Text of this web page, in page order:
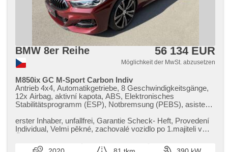
BMW 8er Reihe 56 134 EUR
Möglichkeit der MwSt. abzusetzen
M850ix GC M-Sport Carbon Indiv
Antrieb 4x4, Automatikgetriebe, 8 Geschwindigkeitsgänge,
12x Airbag, aktivní kapota, ABS, Elektronisches
Stabilitätsprogramm (ESP), Notbremsung (PEBS), asistent
(SLIF), Uhr Spur, Blind Spot Anzeige, asistent jízdy v
koloně, asistent změny jízdního pruhu, asistent jízdy v
Fahrgestell Steifheitsregelung, adaptivní regulace podvozku,
erster Inhaber,​ unfallfrei,​ Garantie Scheck​- Heft,​ Provedení
Individual,​ Velmi pěkné,​ zachovalé vozidlo po 1.majiteli v